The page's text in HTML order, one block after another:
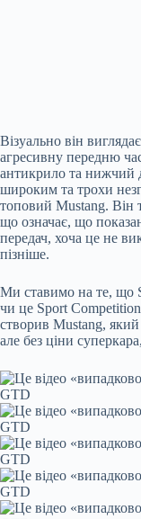
Візуально він
агресивну передню
антикрило та нижчий
широким та трохи
топовий Mustang. Він
що означає, що
передач, хоча це не
пізніше.
Ми ставимо на те, що
чи це Sport
створив Mustang,
але без ціни